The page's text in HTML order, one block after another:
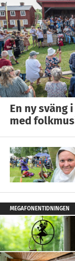
En ny sväng
med
MEGAFONENTIDNINGEN